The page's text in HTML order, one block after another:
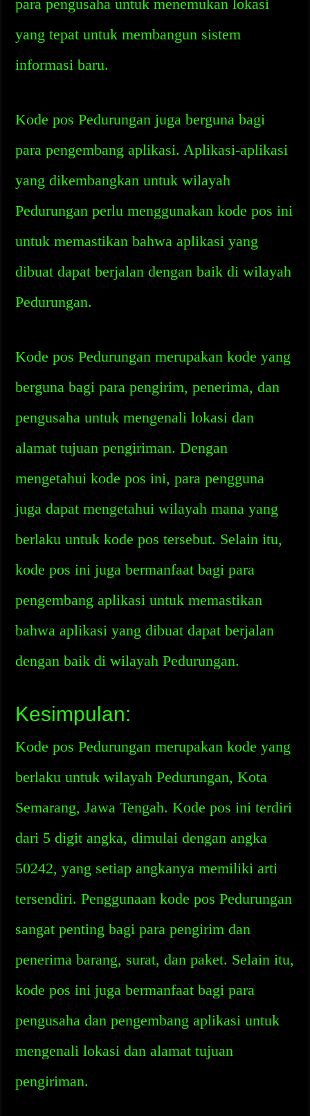
para pengusaha untuk menemukan lokasi
yang tepat untuk membangun sistem
informasi baru.
Kode pos Pedurungan juga berguna bagi
para pengembang aplikasi. Aplikasi-aplikasi
yang dikembangkan untuk wilayah
Pedurungan perlu menggunakan kode pos ini
untuk memastikan bahwa aplikasi yang
dibuat dapat berjalan dengan baik di wilayah
Pedurungan.
Kode pos Pedurungan merupakan kode yang
berguna bagi para pengirim, penerima, dan
pengusaha untuk mengenali lokasi dan
alamat tujuan pengiriman. Dengan
mengetahui kode pos ini, para pengguna
juga dapat mengetahui wilayah mana yang
berlaku untuk kode pos tersebut. Selain itu,
kode pos ini juga bermanfaat bagi para
pengembang aplikasi untuk memastikan
bahwa aplikasi yang dibuat dapat berjalan
dengan baik di wilayah Pedurungan.
Kesimpulan:
Kode pos Pedurungan merupakan kode yang
berlaku untuk wilayah Pedurungan, Kota
Semarang, Jawa Tengah. Kode pos ini terdiri
dari 5 digit angka, dimulai dengan angka
50242, yang setiap angkanya memiliki arti
tersendiri. Penggunaan kode pos Pedurungan
sangat penting bagi para pengirim dan
penerima barang, surat, dan paket. Selain itu,
kode pos ini juga bermanfaat bagi para
pengusaha dan pengembang aplikasi untuk
mengenali lokasi dan alamat tujuan
pengiriman.